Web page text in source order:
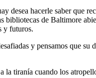
hacerle saber que
de Baltimore
y futuros.
y pensamos que
la tiranía cuando los